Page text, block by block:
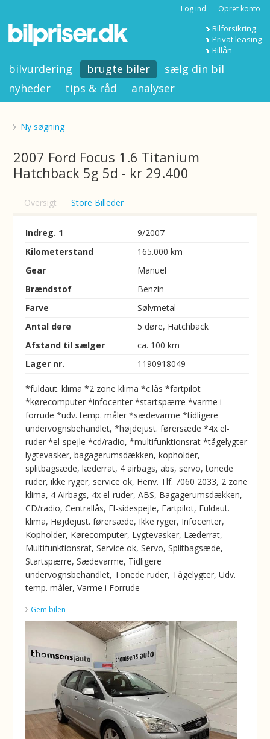
Log ind Opret konto
Bilforsikring
Privat leasing
Billån
bilvurdering brugte biler
sælg din bil
nyheder
tips & råd analyser
Ny søgning
2007 Ford Focus 1.6 Titanium
Hatchback 5g 5d - kr 29.400
Oversigt Store Billeder
Indreg. 1
9/2007
Kilometerstand
165.000 km
Gear
Manuel
Brændstof
Benzin
Farve
Sølvmetal
Antal døre
5 døre, Hatchback
Afstand til sælger
ca. 100 km
Lager nr.
1190918049
*fuldaut. klima *2 zone klima *c.lås *fartpilot
*kørecomputer *infocenter *startspærre *varme i
forrude *udv. temp. måler *sædevarme *tidligere
undervognsbehandlet, *højdejust. førersæde *4x el-
ruder *el-spejle *cd/radio, *multifunktionsrat *tågelygter
lygtevasker, bagagerumsdækken, kopholder,
splitbagsæde, læderrat, 4 airbags, abs, servo, tonede
ruder, ikke ryger, service ok, Henv. Tlf. 7060 2033, 2 zone
klima, 4 Airbags, 4x el-ruder, ABS, Bagagerumsdækken,
CD/radio, Centrallås, El-sidespejle, Fartpilot, Fuldaut.
klima, Højdejust. førersæde, Ikke ryger, Infocenter,
Kopholder, Kørecomputer, Lygtevasker, Læderrat,
Multifunktionsrat, Service ok, Servo, Splitbagsæde,
Startspærre, Sædevarme, Tidligere
undervognsbehandlet, Tonede ruder, Tågelygter, Udv.
temp. måler, Varme i Forrude
Gem bilen